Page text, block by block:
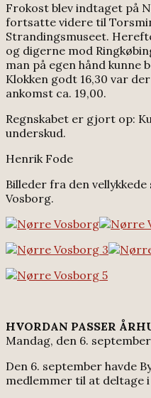
Frokost blev indtaget på
fortsatte videre til
Strandingsmuseet.
og digerne mod
man på egen hånd kunne
Klokken godt 16,30 var
ankomst ca. 19,00.
Regnskabet er gjort op:
underskud.
Henrik Fode
Billeder fra den
Vosborg.
HVORDAN PASSER
Mandag, den 6.
Den 6. september havde
medlemmer til at deltage